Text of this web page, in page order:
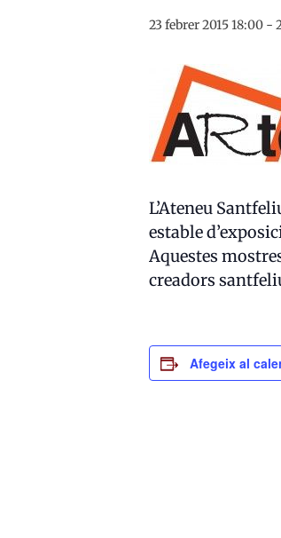
23 febrer 2015 18:00 -
L’Ateneu
estable
Aquestes
creadors
Afegeix al